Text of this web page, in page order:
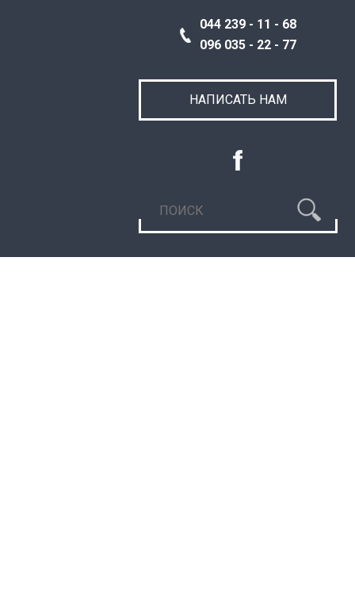
044 239 - 11 - 68
096 035 - 22 - 77
НАПИСАТЬ НАМ